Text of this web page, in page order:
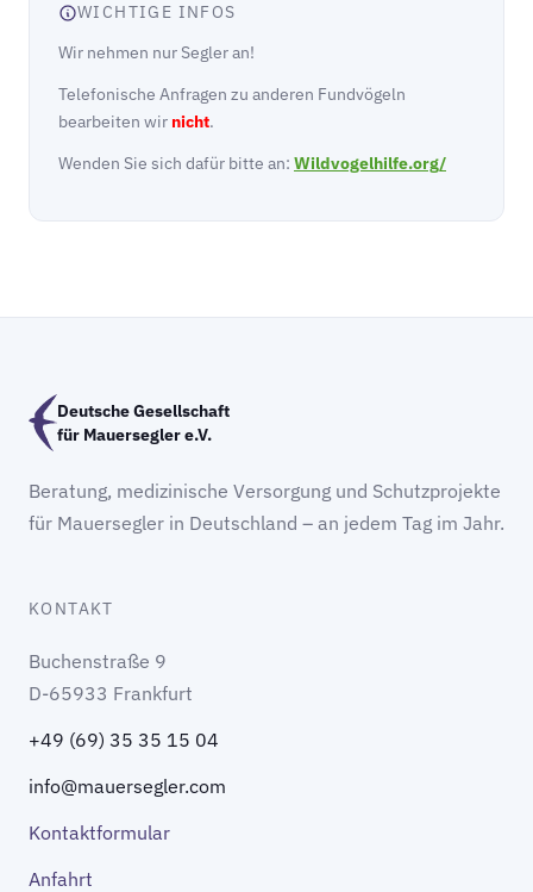
WICHTIGE INFOS
Wir nehmen nur Segler an!
Telefonische Anfragen zu anderen Fundvögeln
bearbeiten wir nicht.
Wenden Sie sich dafür bitte an: Wildvogelhilfe.org/
Deutsche Gesellschaft
für Mauersegler e.V.
Beratung, medizinische Versorgung und Schutzprojekte
für Mauersegler in Deutschland – an jedem Tag im Jahr.
KONTAKT
Buchenstraße 9
D-65933 Frankfurt
+49 (69) 35 35 15 04
info@mauersegler.com
Kontaktformular
Anfahrt